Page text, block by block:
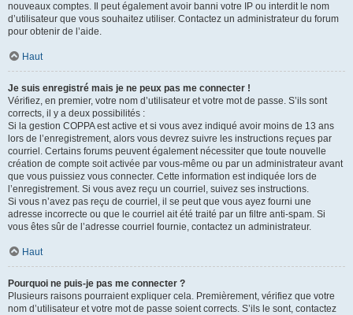
nouveaux comptes. Il peut également avoir banni votre IP ou interdit le nom
d’utilisateur que vous souhaitez utiliser. Contactez un administrateur du forum
pour obtenir de l’aide.
Haut
Je suis enregistré mais je ne peux pas me connecter !
Vérifiez, en premier, votre nom d’utilisateur et votre mot de passe. S’ils sont
corrects, il y a deux possibilités :
Si la gestion COPPA est active et si vous avez indiqué avoir moins de 13 ans
lors de l’enregistrement, alors vous devrez suivre les instructions reçues par
courriel. Certains forums peuvent également nécessiter que toute nouvelle
création de compte soit activée par vous-même ou par un administrateur avant
que vous puissiez vous connecter. Cette information est indiquée lors de
l’enregistrement. Si vous avez reçu un courriel, suivez ses instructions.
Si vous n’avez pas reçu de courriel, il se peut que vous ayez fourni une
adresse incorrecte ou que le courriel ait été traité par un filtre anti-spam. Si
vous êtes sûr de l’adresse courriel fournie, contactez un administrateur.
Haut
Pourquoi ne puis-je pas me connecter ?
Plusieurs raisons pourraient expliquer cela. Premièrement, vérifiez que votre
nom d’utilisateur et votre mot de passe soient corrects. S’ils le sont, contactez